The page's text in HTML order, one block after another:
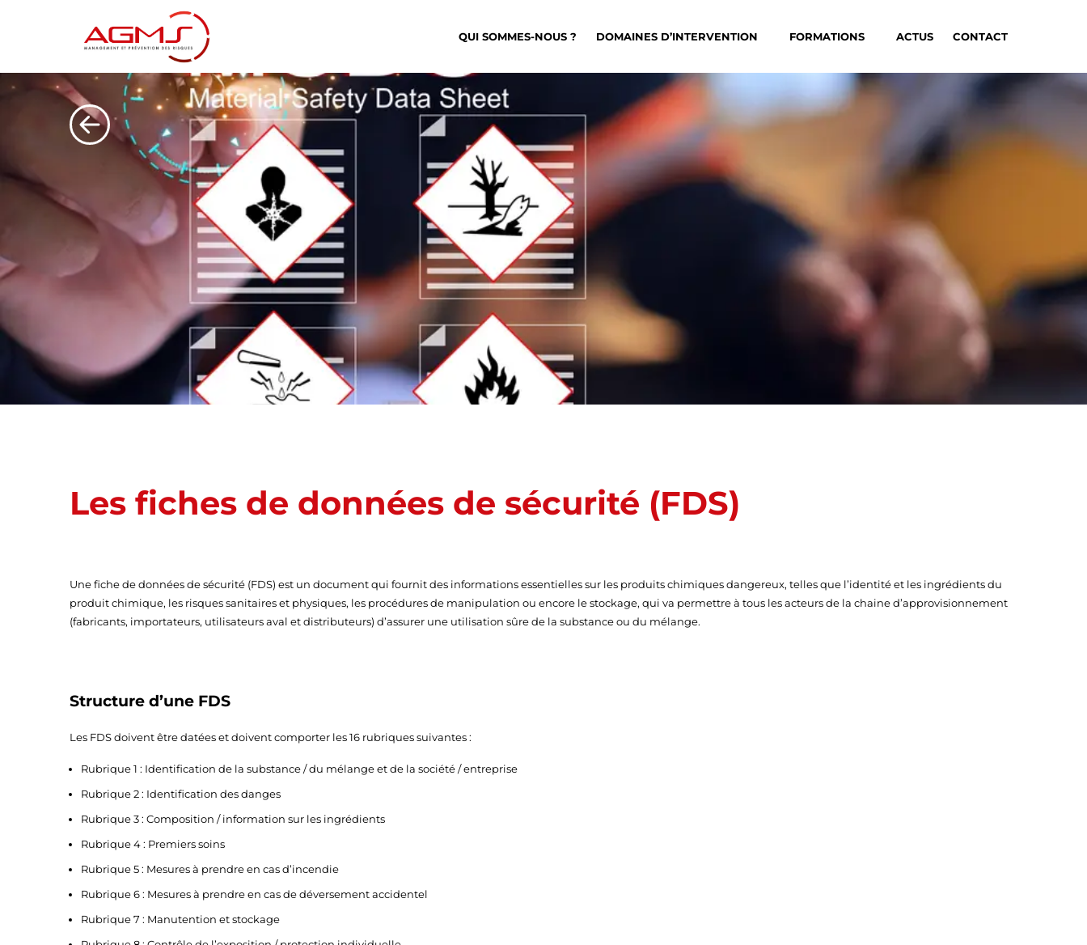
QUI SOMMES-NOUS ? DOMAINES D’INTERVENTION FORMATIONS ACTUS CONTACT
RETOUR
Les fiches de données de sécurité (FDS)
Une fiche de données de sécurité (FDS) est un document qui fournit des informations essentielles sur les produits chimiques dangereux, telles que l’identité et les ingrédients du
produit chimique, les risques sanitaires et physiques, les procédures de manipulation ou encore le stockage, qui va permettre à tous les acteurs de la chaine d’approvisionnement
(fabricants, importateurs, utilisateurs aval et distributeurs) d’assurer une utilisation sûre de la substance ou du mélange.
Structure d’une FDS
Les FDS doivent être datées et doivent comporter les 16 rubriques suivantes :
Rubrique 1 : Identification de la substance / du mélange et de la société / entreprise
Rubrique 2 : Identification des danges
Rubrique 3 : Composition / information sur les ingrédients
Rubrique 4 : Premiers soins
Rubrique 5 : Mesures à prendre en cas d’incendie
Rubrique 6 : Mesures à prendre en cas de déversement accidentel
Rubrique 7 : Manutention et stockage